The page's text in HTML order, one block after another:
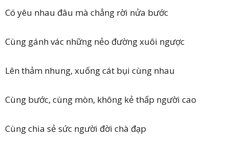
Có yêu nhau đâu mà chẳng rời nửa bước
Cùng gánh vác những nẻo đường xuôi ngược
Lên thảm nhung, xuống cát bụi cùng nhau
Cùng bước, cùng mòn, không kẻ thấp người cao
Cùng chia sẻ sức người đời chà đạp